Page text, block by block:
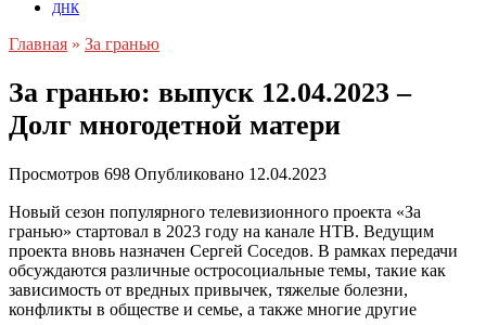
ДНК
Главная » За гранью
За гранью: выпуск 12.04.2023 –
Долг многодетной матери
Просмотров 698 Опубликовано 12.04.2023
Новый сезон популярного телевизионного проекта «За
гранью» стартовал в 2023 году на канале НТВ. Ведущим
проекта вновь назначен Сергей Соседов. В рамках передачи
обсуждаются различные остросоциальные темы, такие как
зависимость от вредных привычек, тяжелые болезни,
конфликты в обществе и семье, а также многие другие